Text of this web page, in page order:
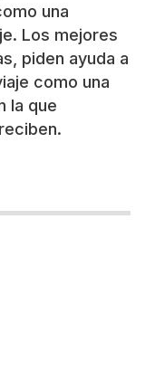
una
Los mejores
piden ayuda a
como una
la que